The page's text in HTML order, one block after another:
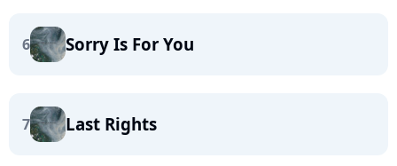
6 Sorry Is For You
7 Last Rights